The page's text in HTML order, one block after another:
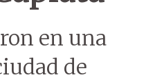
en una
de